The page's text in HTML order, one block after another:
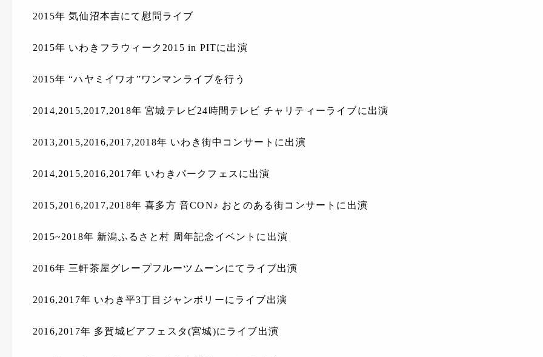
2015年 気仙沼本吉にて慰問ライブ
2015年 いわきフラウィーク2015 in PITに出演
2015年 “ハヤミイワオ”ワンマンライブを行う
2014,2015,2017,2018年 宮城テレビ24時間テレビ チャリティーライブに出演
2013,2015,2016,2017,2018年 いわき街中コンサートに出演
2014,2015,2016,2017年 いわきパークフェスに出演
2015,2016,2017,2018年 喜多方 音CON♪ おとのある街コンサートに出演
2015~2018年 新潟ふるさと村 周年記念イベントに出演
2016年 三軒茶屋グレープフルーツムーンにてライブ出演
2016,2017年 いわき平3丁目ジャンボリーにライブ出演
2016,2017年 多賀城ビアフェスタ(宮城)にライブ出演